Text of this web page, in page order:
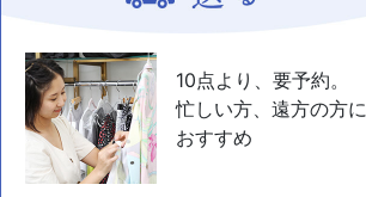
10点より、要予約。
忙しい方、遠方の方に
おすすめ